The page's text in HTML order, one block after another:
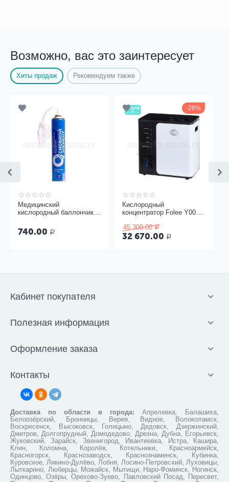
Возможно, вас это заинтересует
Хиты продаж Рекомендуем также
Медицинский
кислородный баллончик
литров с мягкой маской
740.00 Р
28%
Кислородный
концентратор Folee Y007-
45 300.00 Р
32 670.00 Р
Кабинет покупателя
Полезная информация
Оформление заказа
Контакты
Доставка по области в города: Апрелевка, Балашиха,
Белоозёрский, Бронницы, Верея, Видное, Волоколамск,
Воскресенск, Высоковск, Голицыно, Дедовск, Дзержинский,
Дмитров, Долгопрудный, Домодедово, Дрезна, Дубна, Егорьевск,
Жуковский, Зарайск, Звенигород, Ивантеевка, Истра, Кашира,
Клин, Коломна, Королёв, Котельники, Красноармейск,
Красногорск, Краснозаводск, Краснознаменск, Кубинка,
Куровское, Ликино-Дулёво, Лобня, Лосино-Петровский, Луховицы,
Лыткарино, Люберцы, Можайск, Мытищи, Наро-Фоминск, Ногинск,
Одинцово, Озёры, Орехово-Зуево, Павловский Посад, Пересвет,